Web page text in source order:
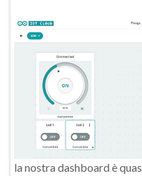
la nostra dashboard è